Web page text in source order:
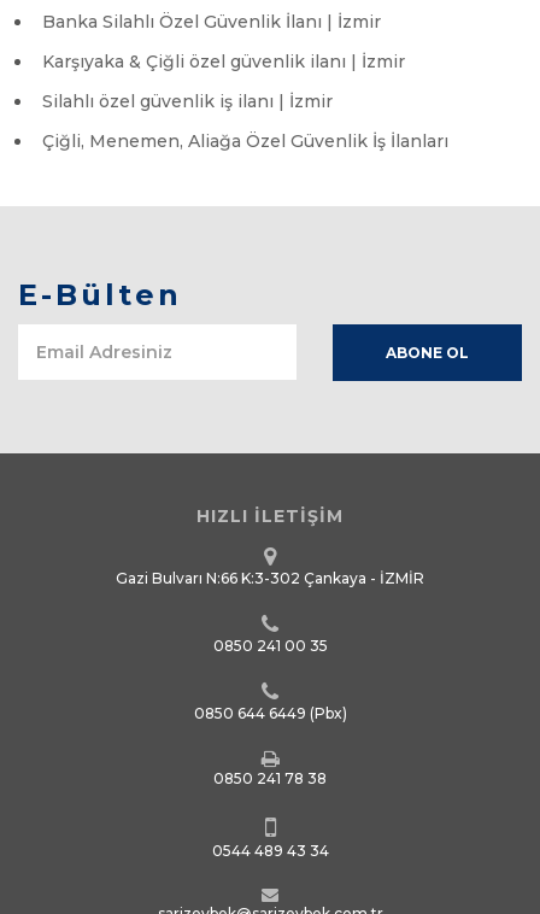
Banka Silahlı Özel Güvenlik İlanı | İzmir
Karşıyaka & Çiğli özel güvenlik ilanı | İzmir
Silahlı özel güvenlik iş ilanı | İzmir
Çiğli, Menemen, Aliağa Özel Güvenlik İş İlanları
E-Bülten
HIZLI İLETİŞİM
Gazi Bulvarı N:66 K:3-302 Çankaya - İZMİR
0850 241 00 35
0850 644 6449 (Pbx)
0850 241 78 38
0544 489 43 34